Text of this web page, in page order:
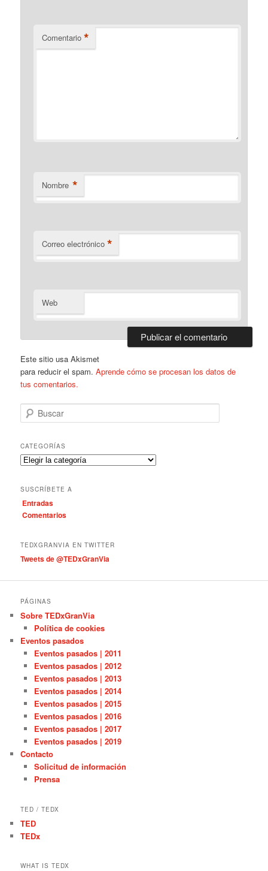
Comentario *
Nombre *
Correo electrónico *
Web
Este sitio usa Akismet
para reducir el spam.Aprende cómo se procesan los datos de
tus comentarios.
u
c
a
r
CATEGORÍAS
C
e
g
o
a
s
SUSCRÍBETE A
Entradas
Comentarios
TEDXGRANVIA EN TWITTER
Tweets de @TEDxGranVia
PÁGINAS
Sobre TEDxGranVia
Política de cookies
Eventos pasados
Eventos pasados | 2011
Eventos pasados | 2012
Eventos pasados | 2013
Eventos pasados | 2014
Eventos pasados | 2015
Eventos pasados | 2016
Eventos pasados | 2017
Eventos pasados | 2019
Contacto
Solicitud de información
Prensa
TED / TEDX
TED
TEDx
WHAT IS TEDX